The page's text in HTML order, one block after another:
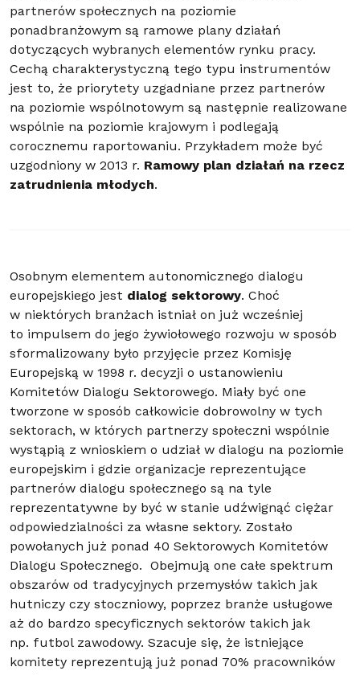
partnerów społecznych na poziomie
ponadbranżowym są ramowe plany działań
dotyczących wybranych elementów rynku pracy.
Cechą charakterystyczną tego typu instrumentów
jest to, że priorytety uzgadniane przez partnerów
na poziomie wspólnotowym są następnie realizowane
wspólnie na poziomie krajowym i podlegają
corocznemu raportowaniu. Przykładem może być
uzgodniony w 2013 r. Ramowy plan działań na rzecz
zatrudnienia młodych.
Osobnym elementem autonomicznego dialogu
europejskiego jest dialog sektorowy. Choć
w niektórych branżach istniał on już wcześniej
to impulsem do jego żywiołowego rozwoju w sposób
sformalizowany było przyjęcie przez Komisję
Europejską w 1998 r. decyzji o ustanowieniu
Komitetów Dialogu Sektorowego. Miały być one
tworzone w sposób całkowicie dobrowolny w tych
sektorach, w których partnerzy społeczni wspólnie
wystąpią z wnioskiem o udział w dialogu na poziomie
europejskim i gdzie organizacje reprezentujące
partnerów dialogu społecznego są na tyle
reprezentatywne by być w stanie udźwignąć ciężar
odpowiedzialności za własne sektory. Zostało
powołanych już ponad 40 Sektorowych Komitetów
Dialogu Społecznego. Obejmują one całe spektrum
obszarów od tradycyjnych przemysłów takich jak
hutniczy czy stoczniowy, poprzez branże usługowe
aż do bardzo specyficznych sektorów takich jak
np. futbol zawodowy. Szacuje się, że istniejące
komitety reprezentują już ponad 70% pracowników